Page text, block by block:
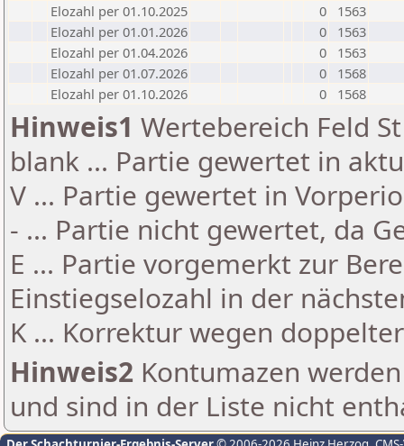
Elozahl per 01.10.2025
0
1563
Elozahl per 01.01.2026
0
1563
Elozahl per 01.04.2026
0
1563
Elozahl per 01.07.2026
0
1568
Elozahl per 01.10.2026
0 1568
Hinweis1 Wertebereich Feld
blank ... Partie gewertet in
V ... Partie gewertet in
- ... Partie nicht gewertet, da
E ... Partie vorgemerkt zur
Einstiegselozahl in der
K ... Korrektur wegen
Hinweis2 Kontumazen
und sind in der Liste nicht